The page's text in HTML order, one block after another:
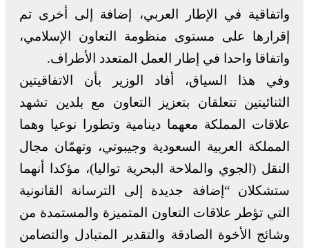
واتفاقية في الإطار العربي، إضافة إلى أخرى تم
إقرارها على مستوى منظومة التعاون الإسلامي،
واتفاقا واحدا في إطار العمل المتعدد الأطراف.
وفي هذا السياق، أفاد الوزير بأن الاتفاقيتين
الثنائيتين تتعلقان بتعزيز التعاون مع بلدين تشهد
علاقات المملكة معهما دينامية وتطورا نوعيا وهما
المملكة العربية السعودية وجيبوتي، وتهمّان مجال
النقل (الجوي والملاحة البحرية تواليا)، مؤكدا أنهما
ستشكلان “إضافة جديدة إلى الترسانة القانونية
التي تؤطر علاقات التعاون المتميزة والمستمدة من
وشائج الأخوة الصادقة والتقدير المتبادل والتضامن